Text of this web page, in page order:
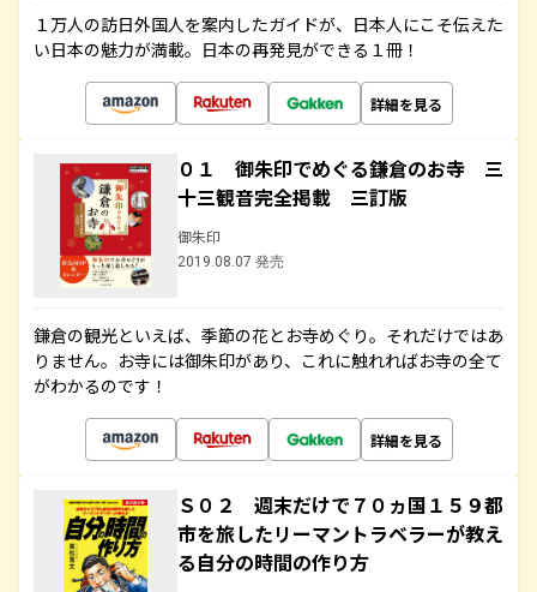
１万人の訪日外国人を案内したガイドが、日本人にこそ伝えた
い日本の魅力が満載。日本の再発見ができる１冊！
詳細を見る
０１ 御朱印でめぐる鎌倉のお寺 三
十三観音完全掲載 三訂版
御朱印
2019.08.07 発売
鎌倉の観光といえば、季節の花とお寺めぐり。それだけではあ
りません。お寺には御朱印があり、これに触れればお寺の全て
がわかるのです！
詳細を見る
Ｓ０２ 週末だけで７０ヵ国１５９都
市を旅したリーマントラベラーが教え
る自分の時間の作り方